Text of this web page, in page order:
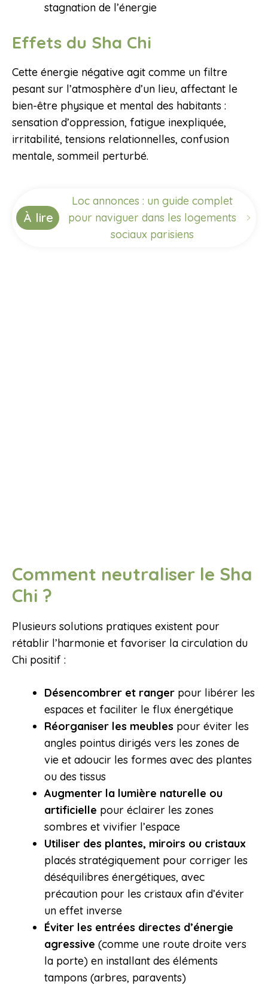
stagnation de l’énergie
Effets du Sha Chi
Cette énergie négative agit comme un filtre
pesant sur l’atmosphère d’un lieu, affectant le
bien-être physique et mental des habitants :
sensation d’oppression, fatigue inexpliquée,
irritabilité, tensions relationnelles, confusion
mentale, sommeil perturbé.
À lire
Loc annonces : un guide complet
pour naviguer dans les logements
sociaux parisiens
Comment neutraliser le Sha
Chi ?
Plusieurs solutions pratiques existent pour
rétablir l’harmonie et favoriser la circulation du
Chi positif :
Désencombrer et ranger pour libérer les
espaces et faciliter le flux énergétique
Réorganiser les meubles pour éviter les
angles pointus dirigés vers les zones de
vie et adoucir les formes avec des plantes
ou des tissus
Augmenter la lumière naturelle ou
artificielle pour éclairer les zones
sombres et vivifier l’espace
Utiliser des plantes, miroirs ou cristaux
placés stratégiquement pour corriger les
déséquilibres énergétiques, avec
précaution pour les cristaux afin d’éviter
un effet inverse
Éviter les entrées directes d’énergie
agressive (comme une route droite vers
la porte) en installant des éléments
tampons (arbres, paravents)